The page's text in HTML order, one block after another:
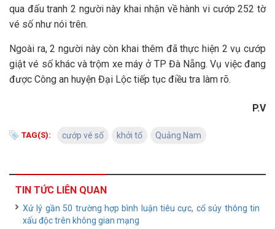
qua đấu tranh 2 người này khai nhận về hành vi cướp 252 tờ
vé số như nói trên.
Ngoài ra, 2 người này còn khai thêm đã thực hiện 2 vụ cướp
giật vé số khác và trộm xe máy ở TP Đà Nẵng. Vụ việc đang
được Công an huyện Đại Lộc tiếp tục điều tra làm rõ.
P.V
TAG(S): cướp vé số khởi tố Quảng Nam
TIN TỨC LIÊN QUAN
Xử lý gần 50 trường hợp bình luận tiêu cực, cổ súy thông tin
xấu độc trên không gian mạng